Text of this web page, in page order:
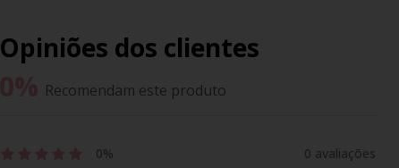
Opiniões dos clientes
Recomendam este produto
0% 0 avaliações